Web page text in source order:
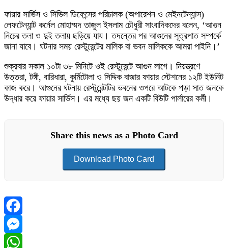
ফায়ার সার্ভিস ও সিভিল ডিফেন্সের পরিচালক (অপারেশন ও মেইনটেন্যান্স)
লেফটেন্যান্ট কর্নেল মোহাম্মদ তাজুল ইসলাম চৌধুরী সাংবাদিকদের বলেন, ‘আগুন
নিচের তলা ও দুই তলায় ছড়িয়ে যায। তদন্তের পর আগুনের সূত্রপাত সম্পর্কে
জানা যাবে। ঘটনার সময় রেস্টুরেন্টের মালিক বা ভবন মালিককে আমরা পাইনি।’
শুক্রবার সকাল ১০টা ৩৮ মিনিটে ওই রেস্টুরেন্টে আগুন লাগে। নিয়ন্ত্রণে
উত্তরা, টঙ্গী, বারিধারা, কুর্মিটোলা ও সিদ্দিক বাজার ফায়ার স্টেশনের ১২টি ইউনিট
কাজ করে। আগুনের ঘটনায় রেস্টুরেন্টটির ভবনের ওপরে আটকে পড়া সাত জনকে
উদ্ধার করে ফায়ার সার্ভিস। এর মধ্যে ছয় জন একটি বিউটি পার্লারের কর্মী।
Share this news as a Photo Card
Download Photo Card
Facebook
Messenger